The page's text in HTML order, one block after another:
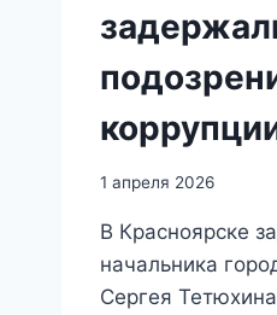
1 апреля 2026
В Красноярске
начальника
Сергея